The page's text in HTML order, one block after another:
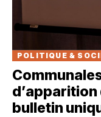
POLITIQUE &
bulletin